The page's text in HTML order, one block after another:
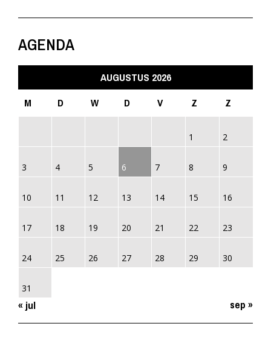
AGENDA
AUGUSTUS 2026
M
D W D V Z Z
1 2
3 4 5 6 7 8 9
10 11 12 13 14 15 16
17 18 19 20 21 22 23
24 25 26 27 28 29 30
31
« jul sep »